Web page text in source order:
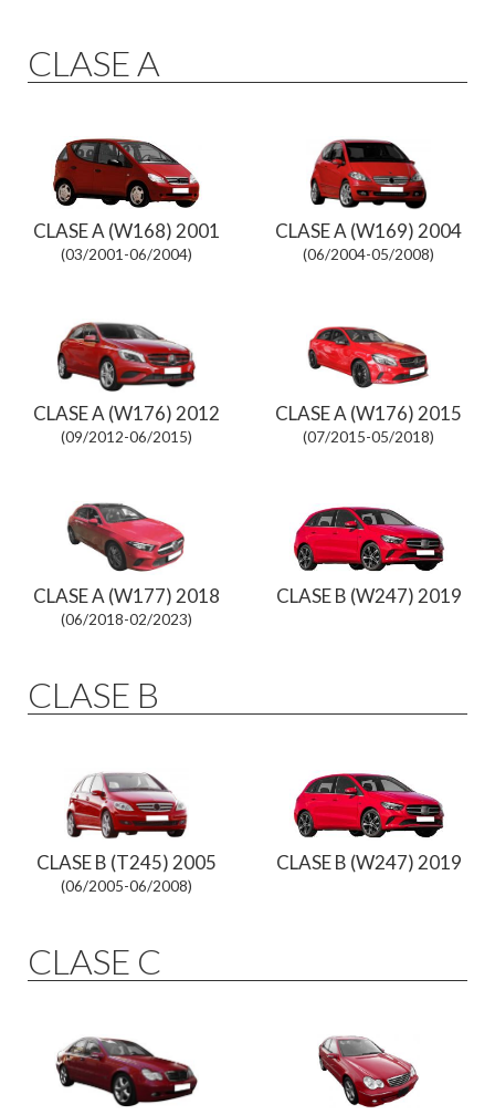
CLASE A
CLASE A (W168) 2001
(03/2001-06/2004)
CLASE A (W169) 2004
(06/2004-05/2008)
CLASE A (W176) 2012
(09/2012-06/2015)
CLASE A (W176) 2015
(07/2015-05/2018)
CLASE A (W177) 2018
(06/2018-02/2023)
CLASE B (W247) 2019
CLASE B
CLASE B (T245) 2005
(06/2005-06/2008)
CLASE B (W247) 2019
CLASE C